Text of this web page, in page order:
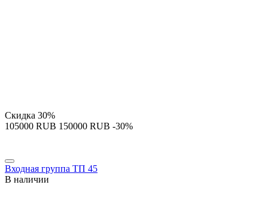
Скидка 30%
‍105000‍ RUB ‍150000‍ RUB -30%
Входная группа ТП 45
В наличии